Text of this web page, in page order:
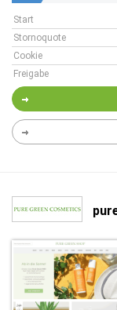
Start
Stornoquote
Cookie
Freigabe